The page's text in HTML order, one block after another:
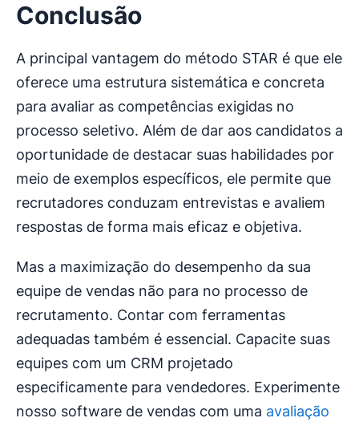
Conclusão
A principal vantagem do método STAR é que ele
oferece uma estrutura sistemática e concreta
para avaliar as competências exigidas no
processo seletivo. Além de dar aos candidatos a
oportunidade de destacar suas habilidades por
meio de exemplos específicos, ele permite que
recrutadores conduzam entrevistas e avaliem
respostas de forma mais eficaz e objetiva.
Mas a maximização do desempenho da sua
equipe de vendas não para no processo de
recrutamento. Contar com ferramentas
adequadas também é essencial. Capacite suas
equipes com um CRM projetado
especificamente para vendedores. Experimente
nosso software de vendas com uma avaliação